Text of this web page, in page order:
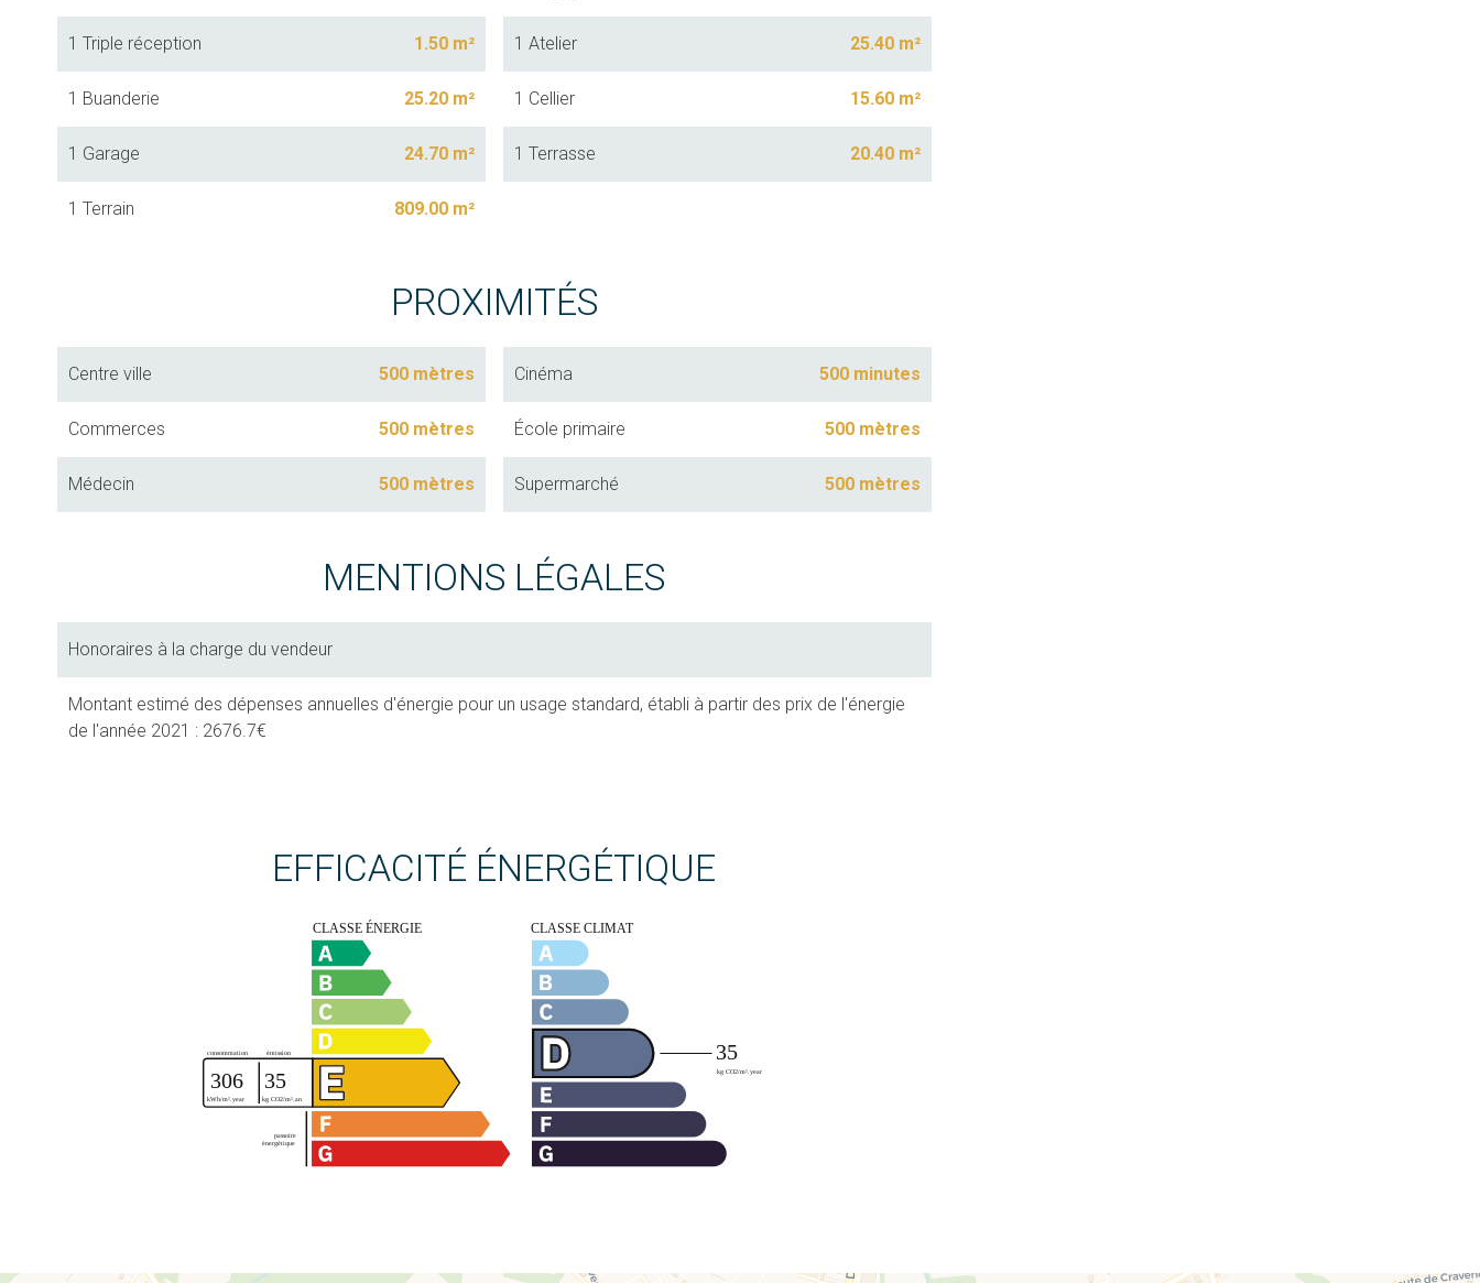
1 Triple réception 1.50 m² 1 Atelier 25.40 m²
1 Buanderie 25.20 m² 1 Cellier 15.60 m²
1 Garage 24.70 m² 1 Terrasse 20.40 m²
1 Terrain 809.00 m²
PROXIMITÉS
Centre ville 500 mètres Cinéma 500 minutes
Commerces 500 mètres École primaire 500 mètres
Médecin 500 mètres Supermarché 500 mètres
MENTIONS LÉGALES
Honoraires à la charge du vendeur
Montant estimé des dépenses annuelles d'énergie pour un usage standard, établi à partir des prix de l'énergie
de l'année 2021 : 2676.7€
EFFICACITÉ ÉNERGÉTIQUE